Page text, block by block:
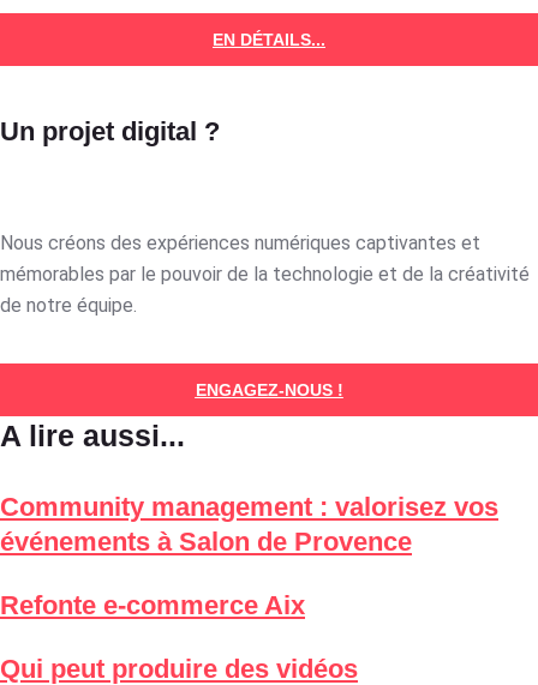
EN DÉTAILS...
Un projet digital ?
Nous créons des expériences numériques captivantes et
mémorables par le pouvoir de la technologie et de la créativité
de notre équipe.
ENGAGEZ-NOUS !
A lire aussi...
Community management : valorisez vos
événements à Salon de Provence
Refonte e-commerce Aix
Qui peut produire des vidéos